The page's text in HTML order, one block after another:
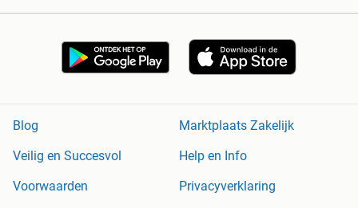
Blog
Marktplaats Zakelijk
Veilig en Succesvol
Help en Info
Voorwaarden
Privacyverklaring